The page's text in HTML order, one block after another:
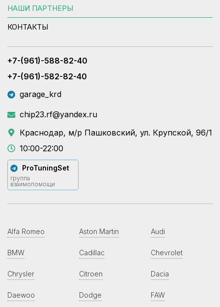
НАШИ ПАРТНЕРЫ
КОНТАКТЫ
+7-(961)-588-82-40
+7-(961)-582-82-40
garage_krd
chip23.rf@yandex.ru
Краснодар, м/р Пашковский, ул. Крупской, 96/1
10:00-22:00
ProTuningSet
группа
взаимопомощи
Alfa Romeo Aston Martin Audi
BMW Cadillac Chevrolet
Chrysler Citroen Dacia
Daewoo Dodge FAW